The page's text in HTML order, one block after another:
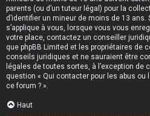
parents (ou d’un tuteur légal) pour la
d’identifier un mineur de moins de 13 ans.
s’applique à vous, lorsque vous vous
votre place, contactez un conseiller
que phpBB Limited et les propriétaires de
conseils juridiques et ne sauraient être
légales de toutes sortes, à l’exception de
question « Qui contacter pour les abus
ce forum ? ».
Haut